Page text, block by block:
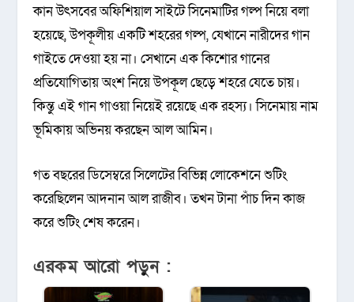
কান উৎসবের অফিশিয়াল সাইটে সিনেমাটির গল্প নিয়ে বলা
হয়েছে, উপকূলীয় একটি শহরের গল্প, যেখানে নারীদের গান
গাইতে দেওয়া হয় না। সেখানে এক কিশোর গানের
প্রতিযোগিতায় অংশ নিয়ে উপকূল ছেড়ে শহরে যেতে চায়।
কিন্তু এই গান গাওয়া নিয়েই রয়েছে এক রহস্য। সিনেমায় নাম
ভূমিকায় অভিনয় করছেন আল আমিন।
গত বছরের ডিসেম্বরে সিলেটের বিভিন্ন লোকেশনে শুটিং
করেছিলেন আদনান আল রাজীব। তখন টানা পাঁচ দিন কাজ
করে শুটিং শেষ করেন।
এরকম আরো পড়ুন :